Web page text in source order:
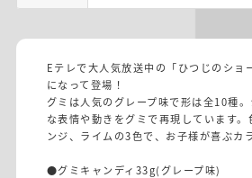
Eテレで大人気放送中の「ひつじのショ
になって登場！
グミは人気のグレープ味で形は全10種
な表情や動きをグミで再現しています。
ンジ、ライムの3色で、お子様が喜ぶカ
●グミキャンディ33g(グレープ味)